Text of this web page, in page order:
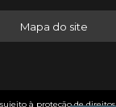
Mapa do site
à proteção de